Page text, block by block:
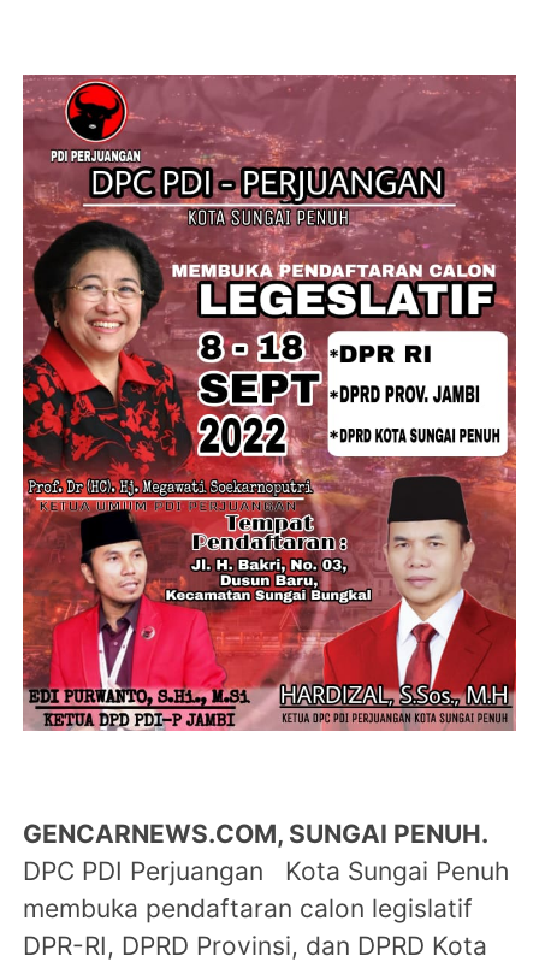
GENCARNEWS.COM, SUNGAI PENUH.
DPC PDI Perjuangan Kota Sungai Penuh
membuka pendaftaran calon legislatif
DPR-RI, DPRD Provinsi, dan DPRD Kota